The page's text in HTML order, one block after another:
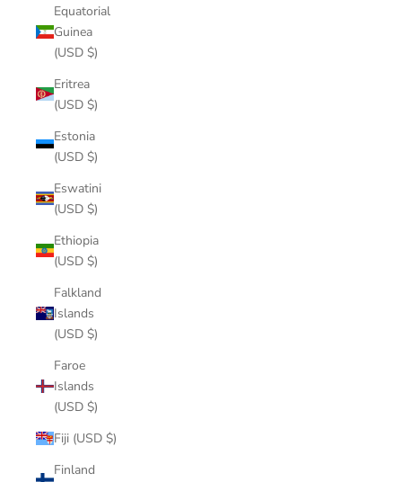
Equatorial
Guinea
(USD $)
Eritrea
(USD $)
Estonia
(USD $)
Eswatini
(USD $)
Ethiopia
(USD $)
Falkland
Islands
(USD $)
Faroe
Islands
(USD $)
Fiji (USD $)
Finland